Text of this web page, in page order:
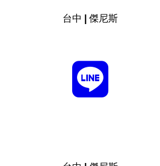
台中 | 傑尼斯